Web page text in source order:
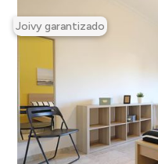
Joivy garantizado